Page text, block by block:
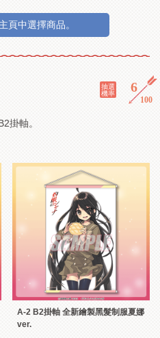
頁中選擇商品。
抽選
機率
6
／ 100
掛軸。
A-2 B2掛軸 全新繪製黑髮制服夏娜
ver.